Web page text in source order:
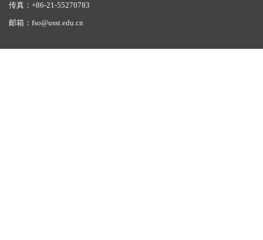
传真：+86-21-55270783
邮箱：fso@usst.edu.cn